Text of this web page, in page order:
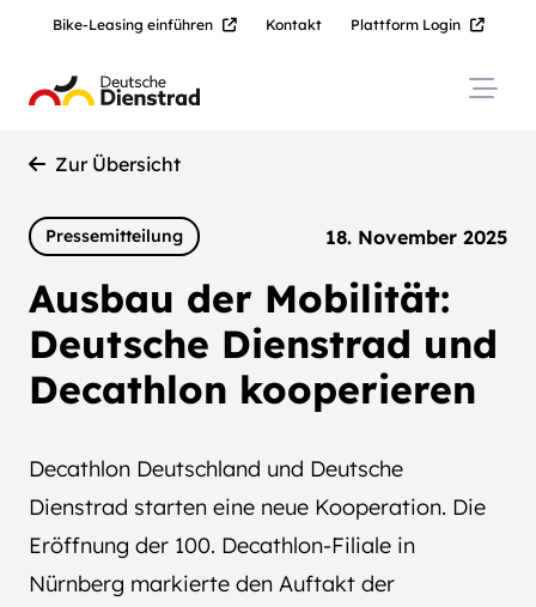
Bike-Leasing einführen Kontakt Plattform Login
Zur Übersicht
Pressemitteilung 18. November 2025
Ausbau der Mobilität:
Deutsche Dienstrad und
Decathlon kooperieren
Decathlon Deutschland und Deutsche
Dienstrad starten eine neue Kooperation. Die
Eröffnung der 100. Decathlon-Filiale in
Nürnberg markierte den Auftakt der